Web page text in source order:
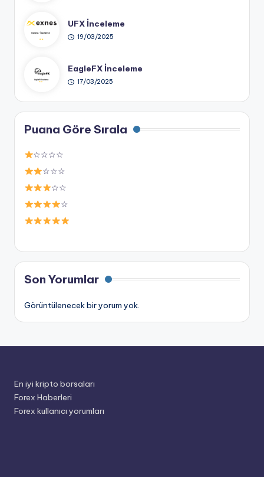
UFX İnceleme
19/03/2025
EagleFX İnceleme
17/03/2025
Puana Göre Sırala
☆☆☆☆
☆☆☆
☆☆
☆
Son Yorumlar
Görüntülenecek bir yorum yok.
En iyi kripto borsaları
Forex Haberleri
Forex kullanıcı yorumları